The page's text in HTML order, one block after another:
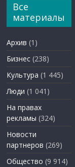
Все
материалы
Архив (1)
Бизнес (238)
Культура (1 445)
Люди (1 041)
На правах
рекламы (324)
Новости
партнеров (269)
Общество (9 914)